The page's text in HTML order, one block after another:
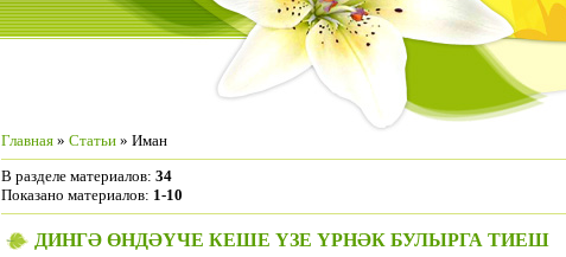
Главная » Статьи » Иман
В разделе материалов: 34
Показано материалов: 1-10
ДИНГӘ ӨНДӘҮЧЕ КЕШЕ ҮЗЕ ҮРНӘК БУЛЫРГА ТИЕШ